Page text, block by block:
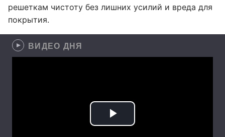
решеткам чистоту без лишних усилий и вреда для
покрытия.
ВИДЕО ДНЯ